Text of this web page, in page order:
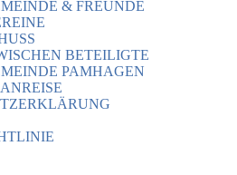
& FREUNDE
BETEILIGTE
PAMHAGEN